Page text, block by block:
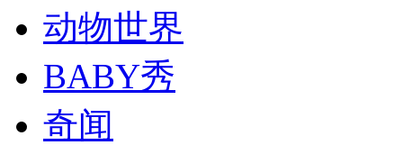
动物世界
BABY秀
奇闻